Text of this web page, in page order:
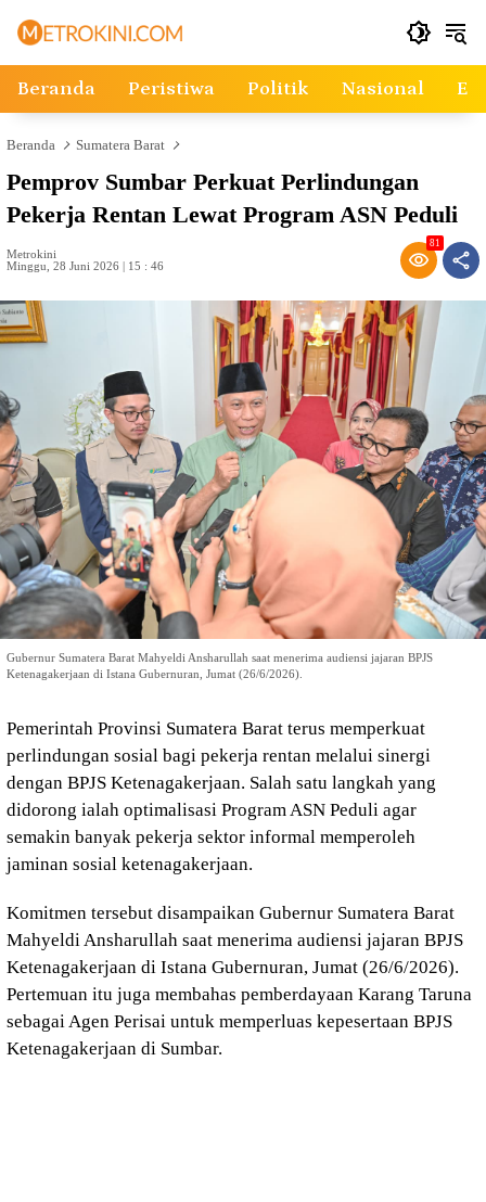
Beranda Peristiwa Politik Nasional
Beranda Sumatera Barat
Pemprov Sumbar Perkuat Perlindungan
Pekerja Rentan Lewat Program ASN Peduli
Metrokini
Minggu, 28 Juni 2026 | 15 : 46
81
Gubernur Sumatera Barat Mahyeldi Ansharullah saat menerima audiensi jajaran BPJS
Ketenagakerjaan di Istana Gubernuran, Jumat (26/6/2026).
Pemerintah Provinsi Sumatera Barat terus memperkuat
perlindungan sosial bagi pekerja rentan melalui sinergi
dengan BPJS Ketenagakerjaan. Salah satu langkah yang
didorong ialah optimalisasi Program ASN Peduli agar
semakin banyak pekerja sektor informal memperoleh
jaminan sosial ketenagakerjaan.
Komitmen tersebut disampaikan Gubernur Sumatera Barat
Mahyeldi Ansharullah saat menerima audiensi jajaran BPJS
Ketenagakerjaan di Istana Gubernuran, Jumat (26/6/2026).
Pertemuan itu juga membahas pemberdayaan Karang Taruna
sebagai Agen Perisai untuk memperluas kepesertaan BPJS
Ketenagakerjaan di Sumbar.